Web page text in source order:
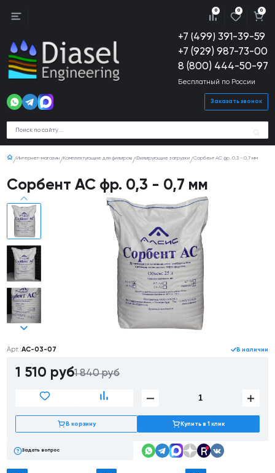
+7 (499) 391-39-59
+7 (929) 987-73-00
8 (800) 444-50-97
Бесплатный по России
Заказать звонок
0 0 0
Интернет-магазин Комплектующие для фильтров Фильтрующие загрузки Сорбент АС фр. 0,3 - 0,7 мм
Сорбент АС фр. 0,3 - 0,7 мм
Арт.:AC-03-07 В наличии
1 510 руб1 840 руб
В корзину Купить в 1 клик
Задать вопрос